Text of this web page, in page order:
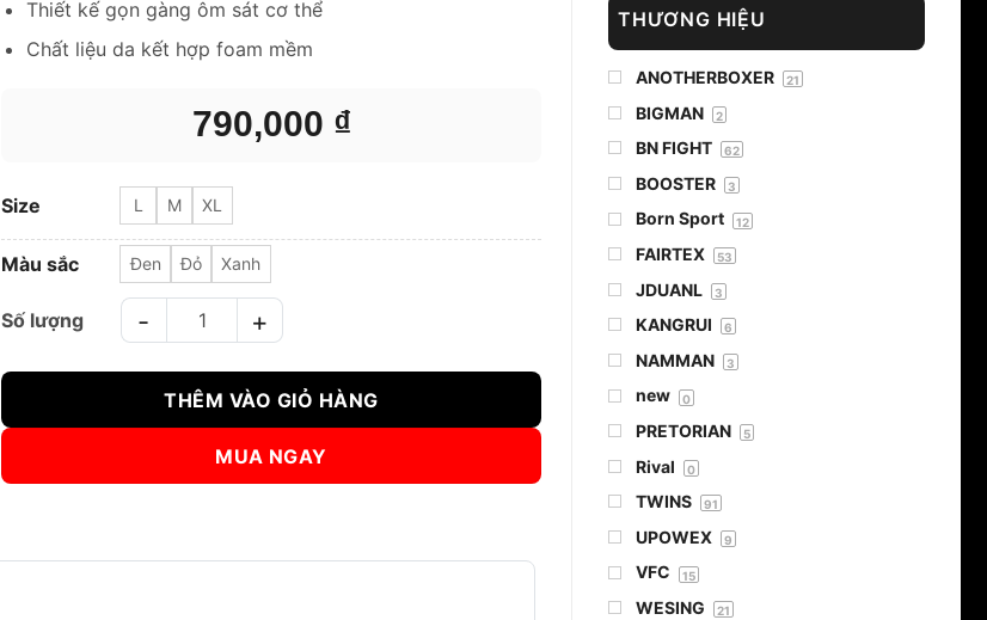
THƯƠNG HIỆU
ANOTHERBOXER 21
BIGMAN 2
BN FIGHT 62
BOOSTER 3
Born Sport 12
FAIRTEX 53
JDUANL 3
KANGRUI 6
NAMMAN 3
new 0
PRETORIAN 5
Rival 0
TWINS 91
UPOWEX 9
VFC 15
WESING 21
790,000 ₫
Thiết kế gọn gàng ôm sát cơ thể
Chất liệu da kết hợp foam mềm
Size L M XL
Màu sắc Đen Đỏ Xanh
Bảo Vệ Hạ Bộ Boxing Twins GPS1 số lượng
THÊM VÀO GIỎ HÀNG
MUA NGAY